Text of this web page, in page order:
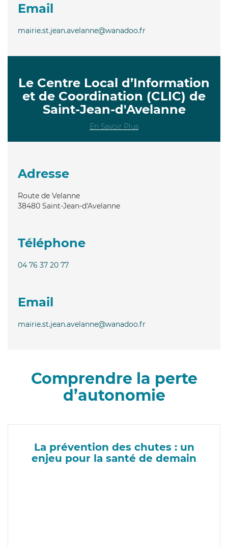
Email
mairie.st.jean.avelanne@wanadoo.fr
Le Centre Local d’Information
et de Coordination (CLIC) de
Saint-Jean-d'Avelanne
En Savoir Plus
Adresse
Route de Velanne
38480 Saint-Jean-d'Avelanne
Téléphone
04 76 37 20 77
Email
mairie.st.jean.avelanne@wanadoo.fr
Comprendre la perte
d’autonomie
La prévention des chutes : un
enjeu pour la santé de demain